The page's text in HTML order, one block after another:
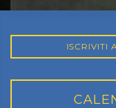
ISCRIVITI